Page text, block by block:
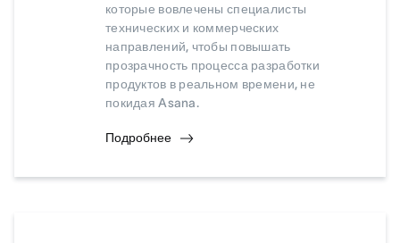
которые вовлечены специалисты
технических и коммерческих
направлений, чтобы повышать
прозрачность процесса разработки
продуктов в реальном времени, не
покидая Asana.
Подробнее